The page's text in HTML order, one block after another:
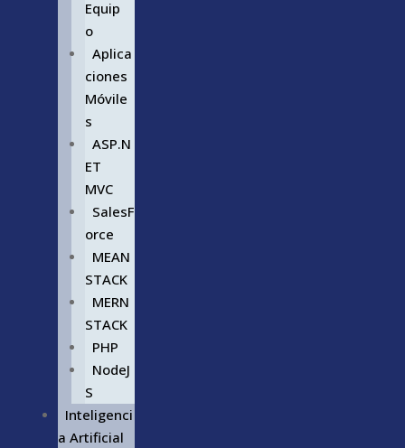
Equip
o
Aplica
ciones
Móvile
s
ASP.N
ET
MVC
SalesF
orce
MEAN
STACK
MERN
STACK
PHP
NodeJ
S
Inteligenci
a Artificial